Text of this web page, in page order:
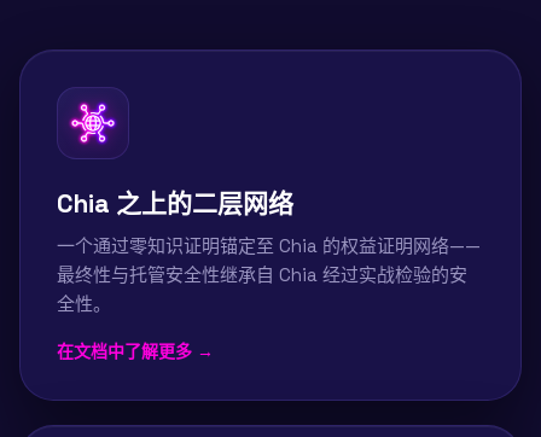
Chia 之上的二层网络
一个通过零知识证明锚定至 Chia 的权益证明网络——
最终性与托管安全性继承自 Chia 经过实战检验的安
全性。
在文档中了解更多 →